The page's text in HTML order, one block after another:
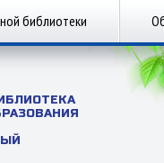
библиотеки